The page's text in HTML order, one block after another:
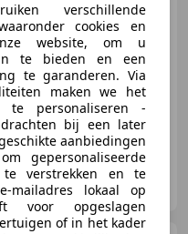
96 kW (131 PK)
verschillende
cookies en
website, om u
te bieden en een
te garanderen. Via
maken we het
te personaliseren -
bij een later
aanbiedingen
gepersonaliseerde
verstrekken en te
mailadres lokaal op
voor opgeslagen
of in het kader